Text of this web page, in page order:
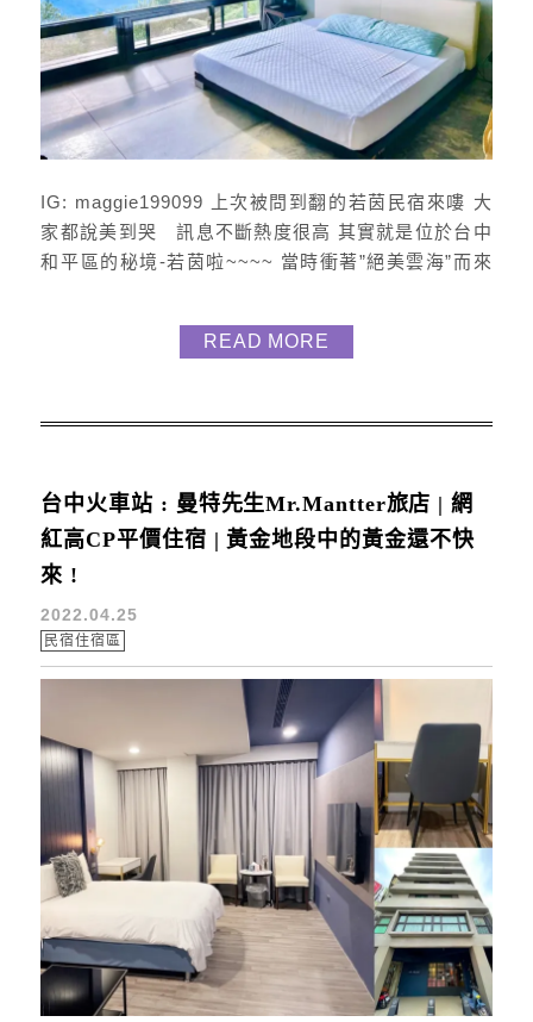
IG: maggie199099 上次被問到翻的若茵民宿來嘍 大
家都說美到哭 訊息不斷熱度很高 其實就是位於台中
和平區的秘境-若茵啦~~~~ 當時衝著”絕美雲海”而來
270度絕佳視野的觀景台 左右二側是整片山谷 映入眼
簾正前方則是整個台中景色 俯瞰市區景及大甲溪/大安
READ MORE
台中火車站 : 曼特先生Mr.Mantter旅店 | 網
紅高CP平價住宿 | 黃金地段中的黃金還不快
來 !
2022.04.25
民宿住宿區